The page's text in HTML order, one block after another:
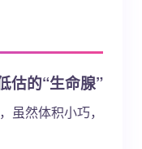
估的“生命腺”
虽然体积小巧，